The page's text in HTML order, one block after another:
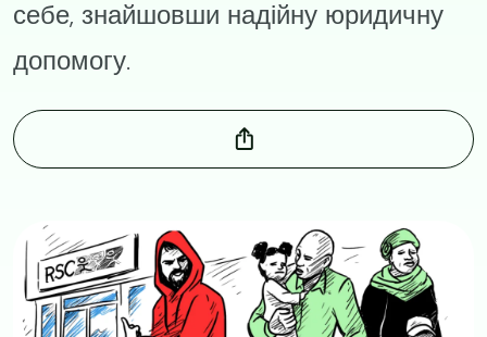
себе, знайшовши надійну юридичну
допомогу.
Image